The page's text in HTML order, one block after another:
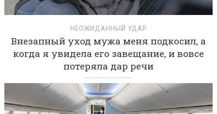
НЕОЖИДАННЫЙ УДАР
Внезапный уход мужа меня подкосил, а
когда я увидела его завещание, и вовсе
потеряла дар речи